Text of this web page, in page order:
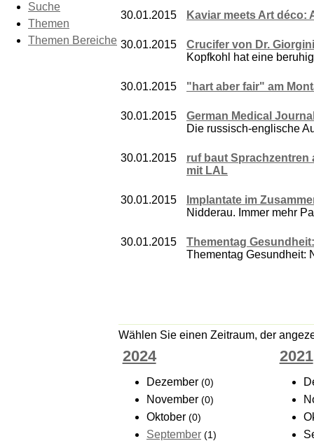
Suche
Themen
Themen Bereiche
30.01.2015 Kaviar meets Art déco:
30.01.2015
Crucifer von Dr. Giorgini
Kopfkohl hat eine
30.01.2015 "hart aber fair" am
30.01.2015
German Medical
Die russisch-englische
30.01.2015
ruf baut Sprachzentren
mit LAL
30.01.2015
Implantate im
Nidderau. Immer mehr
30.01.2015
Thementag
Thementag Gesundheit:
Wählen Sie einen Zeitraum, der
2024
Dezember (0)
November (0)
Oktober (0)
September (1)
2021